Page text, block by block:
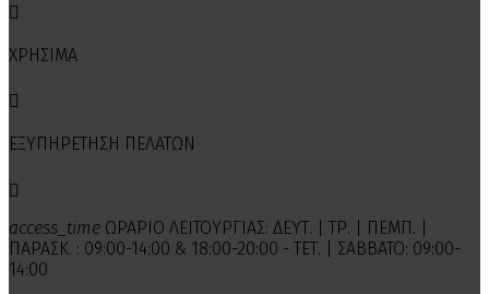

ΧΡΗΣΙΜΑ

ΕΞΥΠΗΡΕΤΗΣΗ ΠΕΛΑΤΩΝ

access_time ΩΡΑΡΙΟ ΛΕΙΤΟΥΡΓΙΑΣ: ΔΕΥΤ. | ΤΡ. | ΠΕΜΠ. |
ΠΑΡΑΣΚ. : 09:00-14:00 & 18:00-20:00 - ΤΕΤ. | ΣΑΒΒΑΤΟ: 09:00-
14:00